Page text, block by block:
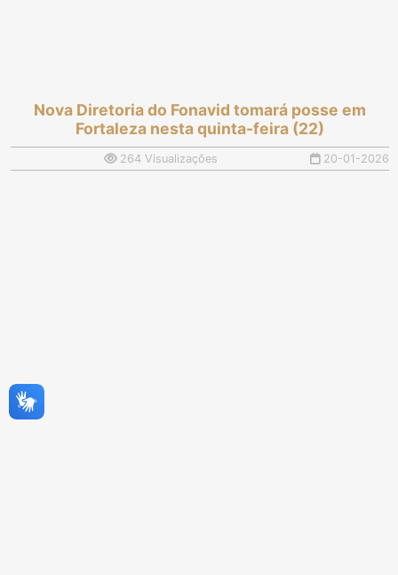
Nova Diretoria do Fonavid tomará posse em
Fortaleza nesta quinta-feira (22)
264 Visualizações 20-01-2026